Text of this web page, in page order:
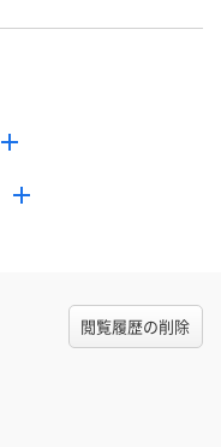
閲覧履歴の削除